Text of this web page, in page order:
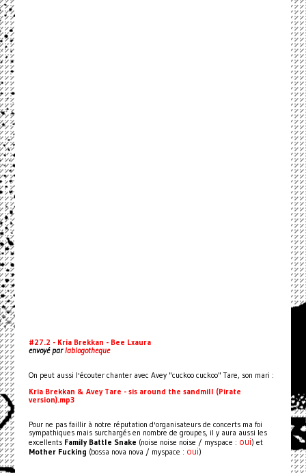
#27.2 - Kria Brekkan - Bee Lxaura
envoyé parlablogotheque
On peut aussi l'écouter chanter avec Avey "cuckoo cuckoo" Tare, son mari :
Kria Brekkan & Avey Tare - sis around the sandmill (Pirate
version).mp3
Pour ne pas faillir à notre réputation d'organisateurs de concerts ma foi
sympathiques mais surchargés en nombre de groupes, il y aura aussi les
excellentsFamily Battle Snake (noise noise noise / myspace : oui) et
Mother Fucking (bossa nova nova / myspace : oui)